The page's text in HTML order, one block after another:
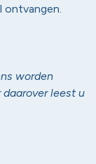
ontvangen.
worden
leest u